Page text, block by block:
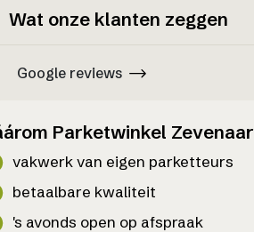
Wat onze klanten zeggen
Google reviews
Parketwinkel Zevenaar
vakwerk van eigen parketteurs
betaalbare kwaliteit
's avonds open op afspraak